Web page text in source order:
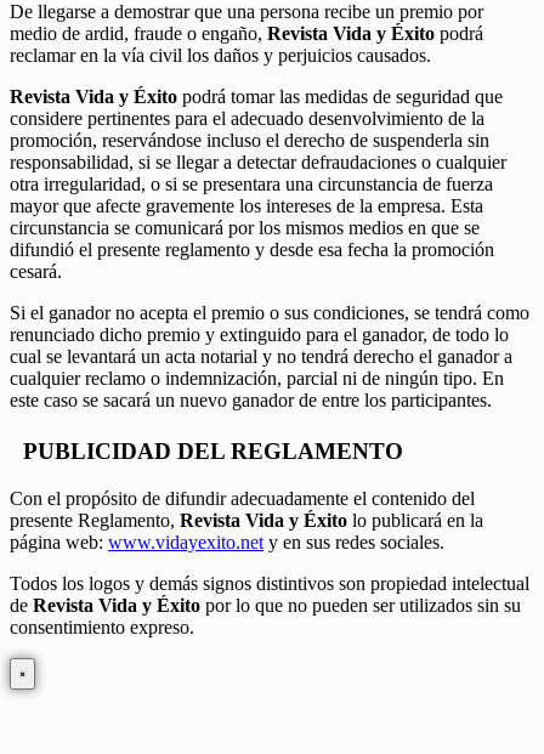
De llegarse a demostrar que una persona recibe un premio por
medio de ardid, fraude o engaño, Revista Vida y Éxito podrá
reclamar en la vía civil los daños y perjuicios causados.
Revista Vida y Éxito podrá tomar las medidas de seguridad que
considere pertinentes para el adecuado desenvolvimiento de la
promoción, reservándose incluso el derecho de suspenderla sin
responsabilidad, si se llegar a detectar defraudaciones o cualquier
otra irregularidad, o si se presentara una circunstancia de fuerza
mayor que afecte gravemente los intereses de la empresa. Esta
circunstancia se comunicará por los mismos medios en que se
difundió el presente reglamento y desde esa fecha la promoción
cesará.
Si el ganador no acepta el premio o sus condiciones, se tendrá como
renunciado dicho premio y extinguido para el ganador, de todo lo
cual se levantará un acta notarial y no tendrá derecho el ganador a
cualquier reclamo o indemnización, parcial ni de ningún tipo. En
este caso se sacará un nuevo ganador de entre los participantes.
PUBLICIDAD DEL REGLAMENTO
Con el propósito de difundir adecuadamente el contenido del
presente Reglamento, Revista Vida y Éxito lo publicará en la
página web: www.vidayexito.net y en sus redes sociales.
Todos los logos y demás signos distintivos son propiedad intelectual
de Revista Vida y Éxito por lo que no pueden ser utilizados sin su
consentimiento expreso.
×